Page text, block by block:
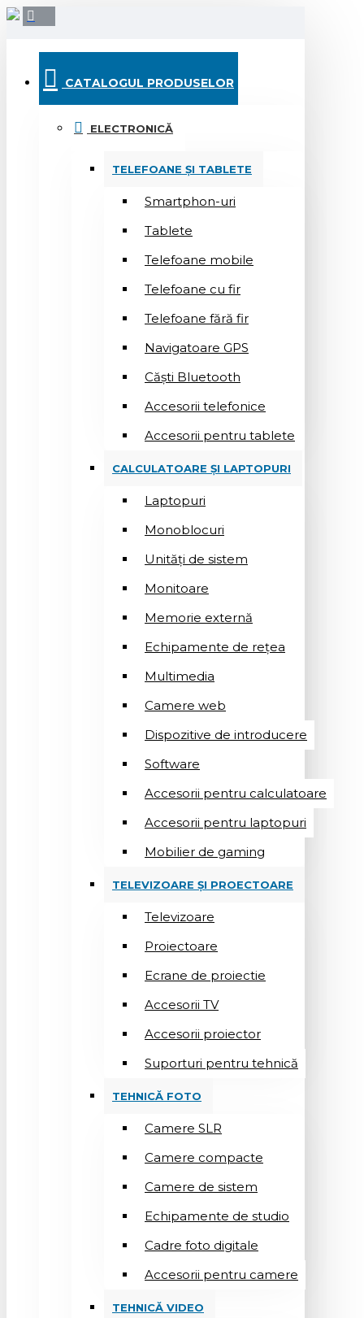
CATALOGUL PRODUSELOR
ELECTRONICĂ
TELEFOANE ȘI TABLETE
Smartphon-uri
Tablete
Telefoane mobile
Telefoane cu fir
Telefoane fără fir
Navigatoare GPS
Căști Bluetooth
Accesorii telefonice
Accesorii pentru tablete
CALCULATOARE ȘI LAPTOPURI
Laptopuri
Monoblocuri
Unități de sistem
Monitoare
Memorie externă
Echipamente de rețea
Multimedia
Camere web
Dispozitive de introducere
Software
Accesorii pentru calculatoare
Accesorii pentru laptopuri
Mobilier de gaming
TELEVIZOARE ȘI PROECTOARE
Televizoare
Proiectoare
Ecrane de proiectie
Accesorii TV
Accesorii proiector
Suporturi pentru tehnică
TEHNICĂ FOTO
Camere SLR
Camere compacte
Camere de sistem
Echipamente de studio
Cadre foto digitale
Accesorii pentru camere
TEHNICĂ VIDEO